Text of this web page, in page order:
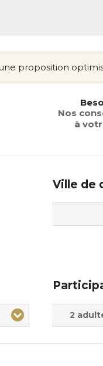
proposition
Nos
à
Ville de
2